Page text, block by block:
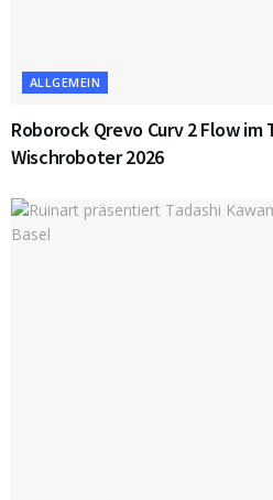
ALLGEMEIN
Roborock Qrevo Curv 2 Flow
Wischroboter 2026